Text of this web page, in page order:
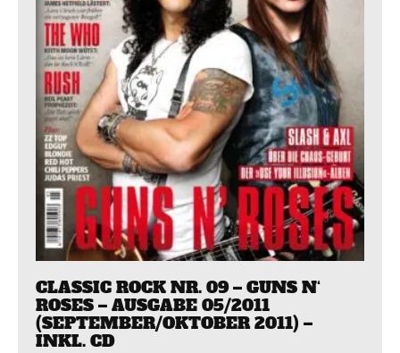
CLASSIC ROCK NR. 09 – GUNS N‘
ROSES – AUSGABE 05/2011
(SEPTEMBER/OKTOBER 2011) –
INKL. CD